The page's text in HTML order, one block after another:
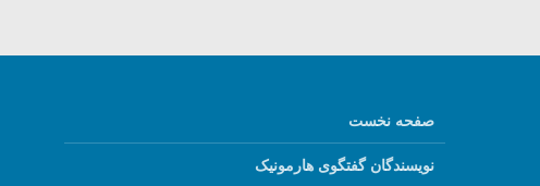
صفحه نخست
نویسندگان گفتگوی هارمونیک